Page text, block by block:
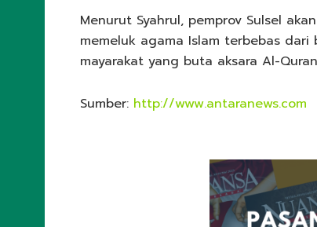
Menurut Syahrul, pemprov Sulsel
memeluk agama Islam terbebas dari
mayarakat yang buta aksara Al-
Sumber: http://www.antaranews.com